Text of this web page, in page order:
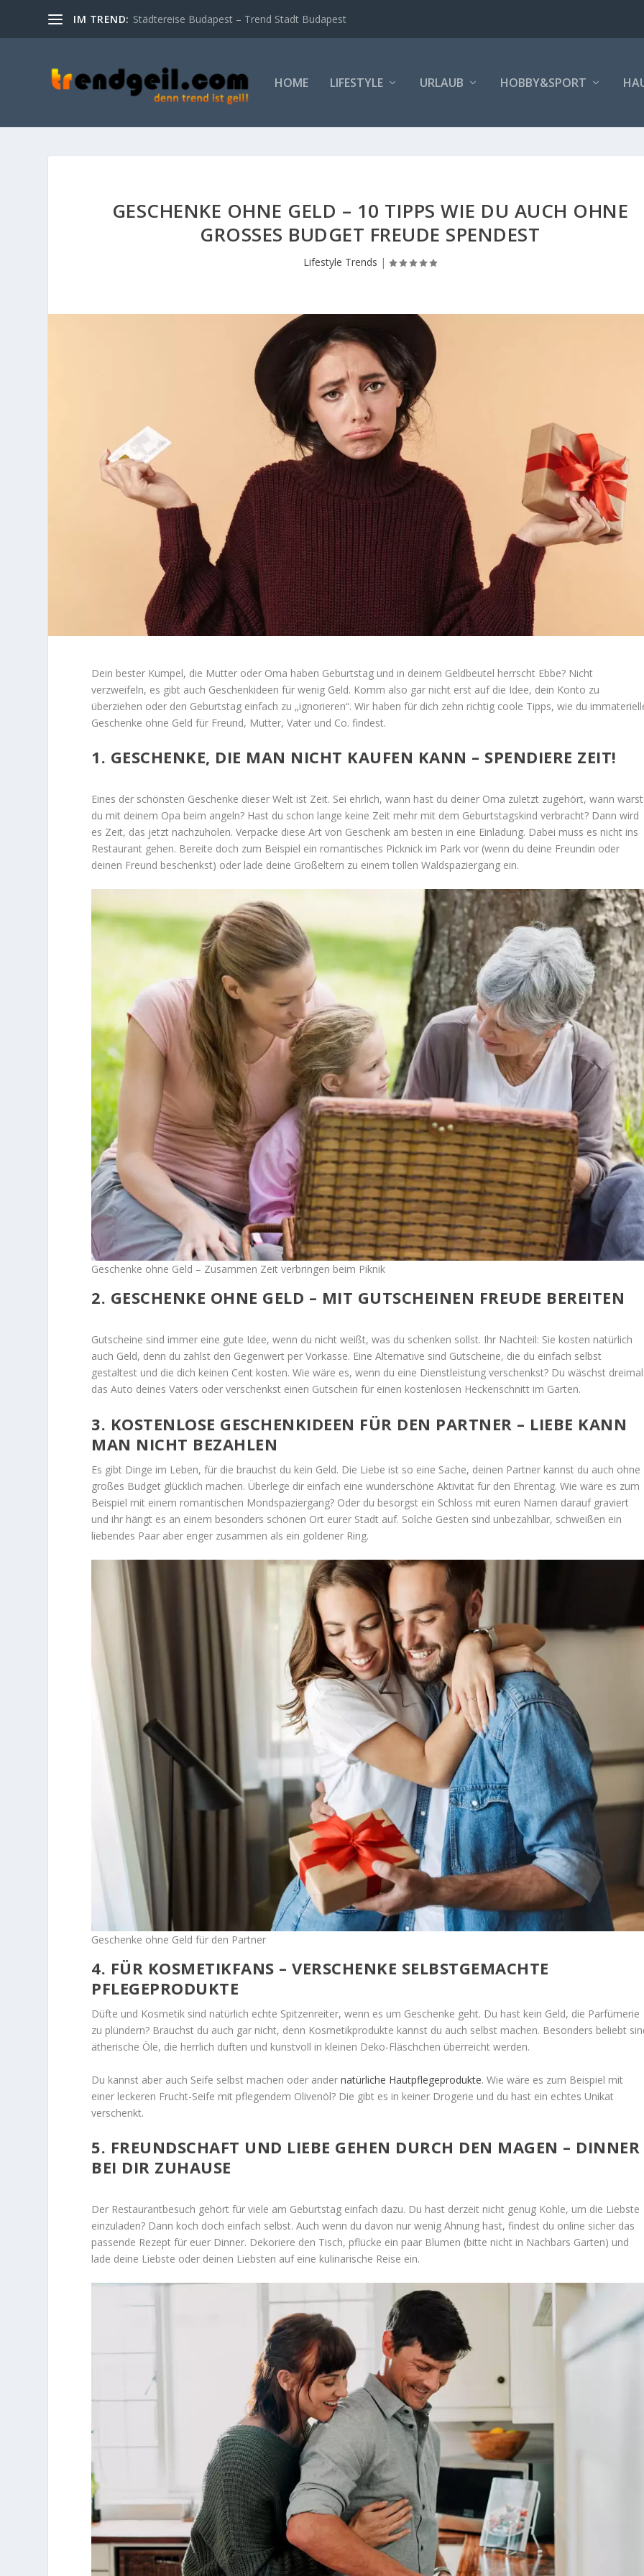
IM TREND: Städtereise Budapest – Trend Stadt Budapest
HOME LIFESTYLE URLAUB HOBBY&SPORT
GESCHENKE OHNE GELD – 10 TIPPS WIE DU AUCH OHNE
GROSSES BUDGET FREUDE SPENDEST
Lifestyle Trends |
Dein bester Kumpel, die Mutter oder Oma haben Geburtstag und in deinem Geldbeutel herrscht Ebbe? Nicht
verzweifeln, es gibt auch Geschenkideen für wenig Geld. Komm also gar nicht erst auf die Idee, dein Konto zu
überziehen oder den Geburtstag einfach zu „ignorieren“. Wir haben für dich zehn richtig coole Tipps, wie du
Geschenke ohne Geld für Freund, Mutter, Vater und Co. findest.
1. GESCHENKE, DIE MAN NICHT KAUFEN KANN – SPENDIERE ZEIT!
Eines der schönsten Geschenke dieser Welt ist Zeit. Sei ehrlich, wann hast du deiner Oma zuletzt zugehört, wann warst
du mit deinem Opa beim angeln? Hast du schon lange keine Zeit mehr mit dem Geburtstagskind verbracht? Dann wird
es Zeit, das jetzt nachzuholen. Verpacke diese Art von Geschenk am besten in eine Einladung. Dabei muss es nicht ins
Restaurant gehen. Bereite doch zum Beispiel ein romantisches Picknick im Park vor (wenn du deine Freundin oder
deinen Freund beschenkst) oder lade deine Großeltern zu einem tollen Waldspaziergang ein.
Geschenke ohne Geld – Zusammen Zeit verbringen beim Piknik
2. GESCHENKE OHNE GELD – MIT GUTSCHEINEN FREUDE BEREITEN
Gutscheine sind immer eine gute Idee, wenn du nicht weißt, was du schenken sollst. Ihr Nachteil: Sie kosten natürlich
auch Geld, denn du zahlst den Gegenwert per Vorkasse. Eine Alternative sind Gutscheine, die du einfach selbst
gestaltest und die dich keinen Cent kosten. Wie wäre es, wenn du eine Dienstleistung verschenkst? Du wäschst dreimal
das Auto deines Vaters oder verschenkst einen Gutschein für einen kostenlosen Heckenschnitt im Garten.
3. KOSTENLOSE GESCHENKIDEEN FÜR DEN PARTNER – LIEBE KANN
MAN NICHT BEZAHLEN
Es gibt Dinge im Leben, für die brauchst du kein Geld. Die Liebe ist so eine Sache, deinen Partner kannst du auch ohne
großes Budget glücklich machen. Überlege dir einfach eine wunderschöne Aktivität für den Ehrentag. Wie wäre es zum
Beispiel mit einem romantischen Mondspaziergang? Oder du besorgst ein Schloss mit euren Namen darauf graviert
und ihr hängt es an einem besonders schönen Ort eurer Stadt auf. Solche Gesten sind unbezahlbar, schweißen ein
liebendes Paar aber enger zusammen als ein goldener Ring.
Geschenke ohne Geld für den Partner
4. FÜR KOSMETIKFANS – VERSCHENKE SELBSTGEMACHTE
PFLEGEPRODUKTE
Düfte und Kosmetik sind natürlich echte Spitzenreiter, wenn es um Geschenke geht. Du hast kein Geld, die Parfümerie
zu plündern? Brauchst du auch gar nicht, denn Kosmetikprodukte kannst du auch selbst machen. Besonders beliebt
ätherische Öle, die herrlich duften und kunstvoll in kleinen Deko-Fläschchen überreicht werden.
Du kannst aber auch Seife selbst machen oder andernatürliche Hautpflegeprodukte. Wie wäre es zum Beispiel mit
einer leckeren Frucht-Seife mit pflegendem Olivenöl? Die gibt es in keiner Drogerie und du hast ein echtes Unikat
verschenkt.
5. FREUNDSCHAFT UND LIEBE GEHEN DURCH DEN MAGEN – DINNER
BEI DIR ZUHAUSE
Der Restaurantbesuch gehört für viele am Geburtstag einfach dazu. Du hast derzeit nicht genug Kohle, um die Liebste
einzuladen? Dann koch doch einfach selbst. Auch wenn du davon nur wenig Ahnung hast, findest du online sicher das
passende Rezept für euer Dinner. Dekoriere den Tisch, pflücke ein paar Blumen (bitte nicht in Nachbars Garten) und
lade deine Liebste oder deinen Liebsten auf eine kulinarische Reise ein.